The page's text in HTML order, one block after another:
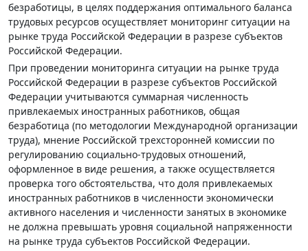
безработицы, в целях поддержания оптимального баланса
трудовых ресурсов осуществляет мониторинг ситуации на
рынке труда Российской Федерации в разрезе субъектов
Российской Федерации.
При проведении мониторинга ситуации на рынке труда
Российской Федерации в разрезе субъектов Российской
Федерации учитываются суммарная численность
привлекаемых иностранных работников, общая
безработица (по методологии Международной организации
труда), мнение Российской трехсторонней комиссии по
регулированию социально-трудовых отношений,
оформленное в виде решения, а также осуществляется
проверка того обстоятельства, что доля привлекаемых
иностранных работников в численности экономически
активного населения и численности занятых в экономике
не должна превышать уровня социальной напряженности
на рынке труда субъектов Российской Федерации.